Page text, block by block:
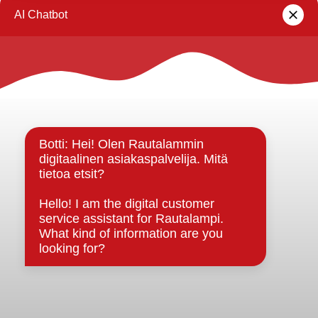
Rautalammin Kulttuuriseura
Rautalammin kunta
Strategiat, ohjelmat, ohjeet, suunnitelmat, säännöt ja
sopimukset
Asiakirjajulkisuuskuvaus
Evästeet
Saavutettavuusseloste
Tietosuoja
Tietosuojaselosteet